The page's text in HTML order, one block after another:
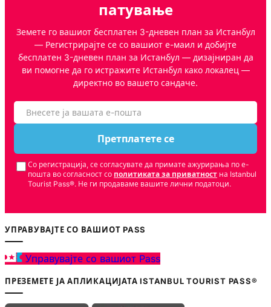
патување
Земете го вашиот бесплатен 3-дневен план за Истанбул
— Регистрирајте се со вашиот е-маил и добијте
бесплатен 3-дневен план за Истанбул — дизајниран да
ви помогне да го истражите Истанбул како локалец —
директно во вашето сандаче.
Претплатете се
Со регистрација, се согласувате да примате ажурирања по е-
пошта во согласност со политиката за приватност на Istanbul
Tourist Pass®. Не ги продаваме вашите лични податоци.
УПРАВУВАЈТЕ СО ВАШИОТ PASS
Управувајте со вашиот Pass
ПРЕЗЕМЕТЕ ЈА АПЛИКАЦИЈАТА ISTANBUL TOURIST PASS®